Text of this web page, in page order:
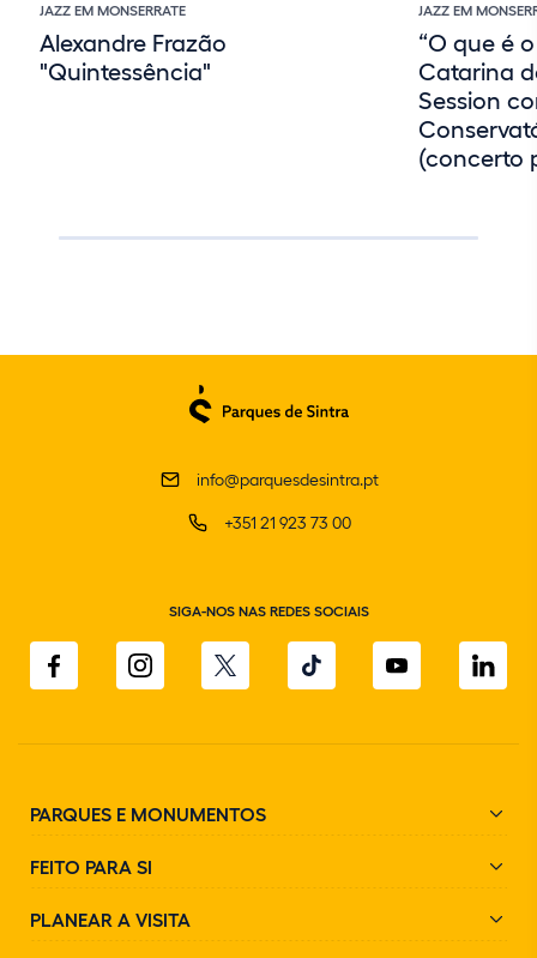
JAZZ EM MONSERRATE
Alexandre Frazão
"Quintessência"
JAZZ EM
“O que é
Catarina
Session
(concerto
info@parquesdesintra.pt
+351 21 923 73 00
SIGA-NOS NAS REDES SOCIAIS
PARQUES E MONUMENTOS
FEITO PARA SI
PLANEAR A VISITA